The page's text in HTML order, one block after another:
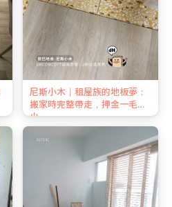
尼斯小木｜租屋族的地板夢：
搬家時完整帶走，押金一毛不
少